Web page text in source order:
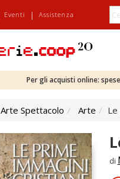
Eventi | Assistenza
Per gli acquisti online:
Arte Spettacolo Arte
di